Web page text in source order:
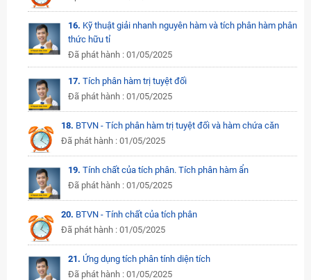
16. Kỹ thuật giải nhanh nguyên hàm và tích phân hàm phân
thức hữu tỉ
Đã phát hành : 01/05/2025
17. Tích phân hàm trị tuyệt đối
Đã phát hành : 01/05/2025
18. BTVN - Tích phân hàm trị tuyệt đối và hàm chứa căn
Đã phát hành : 01/05/2025
19. Tính chất của tích phân. Tích phân hàm ẩn
Đã phát hành : 01/05/2025
20. BTVN - Tính chất của tích phân
Đã phát hành : 01/05/2025
21. Ứng dụng tích phân tính diện tích
Đã phát hành : 01/05/2025